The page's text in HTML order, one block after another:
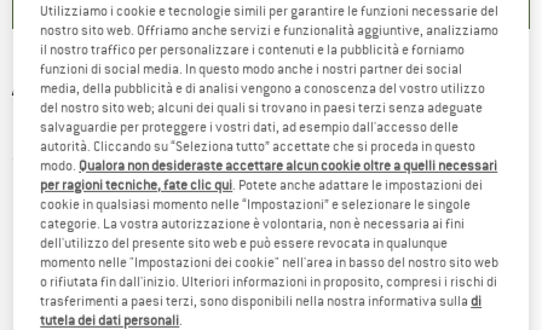
ADIDAS TERREX -Xploric Primaloft Insulated
Hooded Jacket - Giacca sintetica
(0)
Utilizziamo i cookie e tecnologie simili per garantire le funzioni necessarie del
nostro sito web. Offriamo anche servizi e funzionalità aggiuntive, analizziamo
il nostro traffico per personalizzare i contenuti e la pubblicità e forniamo
funzioni di social media. In questo modo anche i nostri partner dei social
media, della pubblicità e di analisi vengono a conoscenza del vostro utilizzo
del nostro sito web; alcuni dei quali si trovano in paesi terzi senza adeguate
salvaguardie per proteggere i vostri dati, ad esempio dall'accesso delle
autorità. Cliccando su “Seleziona tutto” accettate che si proceda in questo
modo. Qualora non desideraste accettare alcun cookie oltre a quelli necessari
per ragioni tecniche, fate clic qui . Potete anche adattare le impostazioni dei
cookie in qualsiasi momento nelle “Impostazioni” e selezionare le singole
categorie. La vostra autorizzazione è volontaria, non è necessaria ai fini
dell'utilizzo del presente sito web e può essere revocata in qualunque
momento nelle "Impostazioni dei cookie" nell'area in basso del nostro sito web
o rifiutata fin dall'inizio. Ulteriori informazioni in proposito, compresi i rischi di
trasferimenti a paesi terzi, sono disponibili nella nostra informativa sulladi
tutela dei dati personali